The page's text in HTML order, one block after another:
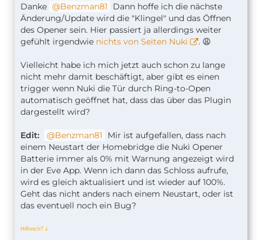
Danke Benzman81
Dann hoffe ich die nächste
Änderung/Update wird die "Klingel" und das Öffnen
des Opener sein. Hier passiert ja allerdings weiter
gefühlt irgendwie nichts von Seiten Nuki . 😩
Vielleicht habe ich mich jetzt auch schon zu lange
nicht mehr damit beschäftigt, aber gibt es einen
trigger wenn Nuki die Tür durch Ring-to-Open
automatisch geöffnet hat, dass das über das Plugin
dargestellt wird?
Edit: Benzman81
Mir ist aufgefallen, dass nach
einem Neustart der Homebridge die Nuki Opener
Batterie immer als 0% mit Warnung angezeigt wird
in der Eve App. Wenn ich dann das Schloss aufrufe,
wird es gleich aktualisiert und ist wieder auf 100%.
Geht das nicht anders nach einem Neustart, oder ist
das eventuell noch ein Bug?
Hilfreich? ↆ